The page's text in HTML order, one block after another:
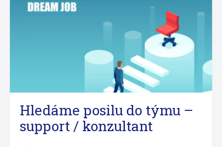
Hledáme posilu do týmu –
support / konzultant